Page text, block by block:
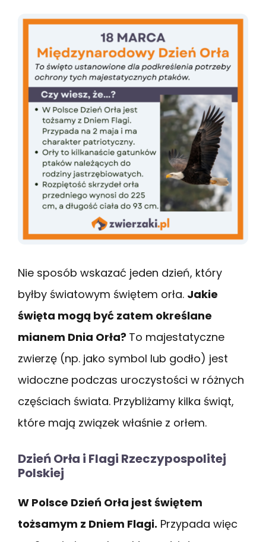
Nie sposób wskazać jeden dzień, który
byłby światowym świętem orła. Jakie
święta mogą być zatem określane
mianem Dnia Orła? To majestatyczne
zwierzę (np. jako symbol lub godło) jest
widoczne podczas uroczystości w różnych
częściach świata. Przybliżamy kilka świąt,
które mają związek właśnie z orłem.
Dzień Orła i Flagi Rzeczypospolitej
Polskiej
W Polsce Dzień Orła jest świętem
tożsamym z Dniem Flagi. Przypada więc